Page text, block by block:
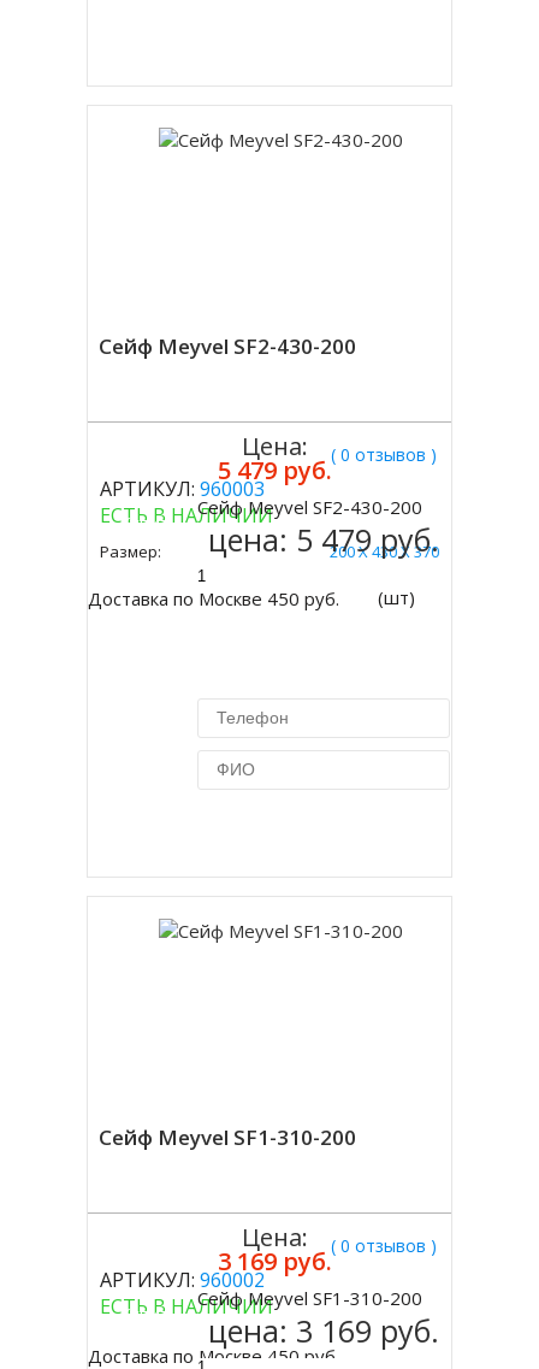
Сейф Meyvel SF2-430-200
( 0 отзывов )
АРТИКУЛ: 960003
ЕСТЬ В НАЛИЧИИ
Размер: 200 Х 430 Х 370
Доставка по Москве 450 руб.
Цена:
5 479 руб.
Купить
Сейф Meyvel SF2-430-200
цена: 5 479 руб.
(шт)
Сейф Meyvel SF1-310-200
( 0 отзывов )
АРТИКУЛ: 960002
ЕСТЬ В НАЛИЧИИ
Доставка по Москве 450 руб.
Цена:
3 169 руб.
Купить
Сейф Meyvel SF1-310-200
цена: 3 169 руб.